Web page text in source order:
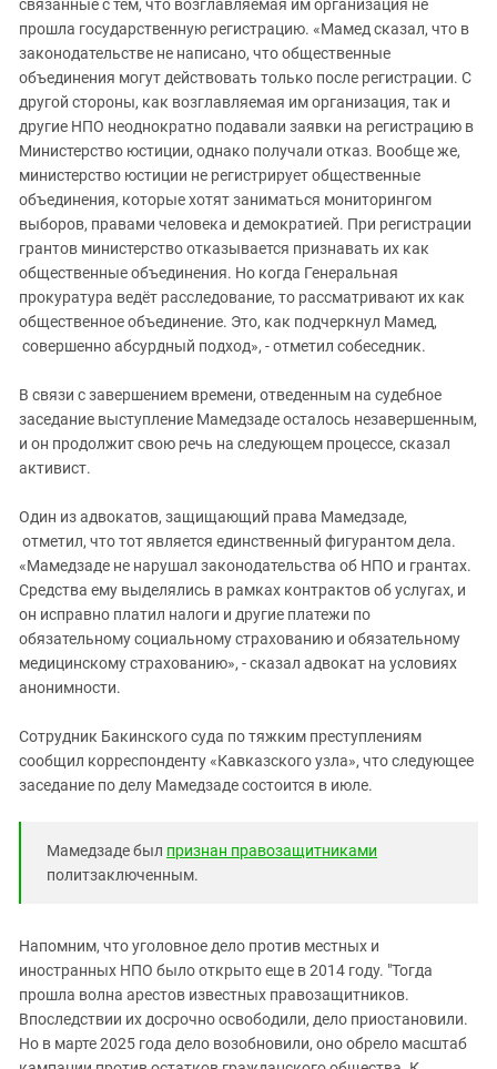
связанные с тем, что возглавляемая им организация не
прошла государственную регистрацию. «Мамед сказал, что в
законодательстве не написано, что общественные
объединения могут действовать только после регистрации. С
другой стороны, как возглавляемая им организация, так и
другие НПО неоднократно подавали заявки на регистрацию в
Министерство юстиции, однако получали отказ. Вообще же,
министерство юстиции не регистрирует общественные
объединения, которые хотят заниматься мониторингом
выборов, правами человека и демократией. При регистрации
грантов министерство отказывается признавать их как
общественные объединения. Но когда Генеральная
прокуратура ведёт расследование, то рассматривают их как
общественное объединение. Это, как подчеркнул Мамед,
совершенно абсурдный подход», - отметил собеседник.
В связи с завершением времени, отведенным на судебное
заседание выступление Мамедзаде осталось незавершенным,
и он продолжит свою речь на следующем процессе, сказал
активист.
Один из адвокатов, защищающий права Мамедзаде,
отметил, что тот является единственный фигурантом дела.
«Мамедзаде не нарушал законодательства об НПО и грантах.
Средства ему выделялись в рамках контрактов об услугах, и
он исправно платил налоги и другие платежи по
обязательному социальному страхованию и обязательному
медицинскому страхованию», - сказал адвокат на условиях
анонимности.
Сотрудник Бакинского суда по тяжким преступлениям
сообщил корреспонденту «Кавказского узла», что следующее
заседание по делу Мамедзаде состоится в июле.
Мамедзаде был признан правозащитниками
политзаключенным.
Напомним, что уголовное дело против местных и
иностранных НПО было открыто еще в 2014 году. "Тогда
прошла волна арестов известных правозащитников.
Впоследствии их досрочно освободили, дело приостановили.
Но в марте 2025 года дело возобновили, оно обрело масштаб